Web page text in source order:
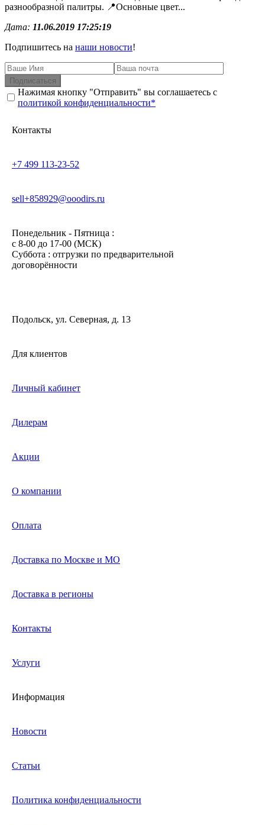
разнообразной палитры. 📍Основные цвет...
Дата: 11.06.2019 17:25:19
Подпишитесь на наши новости!
Подписаться
Нажимая кнопку "Отправить" вы соглашаетесь с
политикой конфиденциальности*
Контакты
+7 499 113-23-52
sell+858929@ooodirs.ru
Понедельник - Пятница :
c 8-00 до 17-00 (МСК)
Суббота : отгрузки по предварительной
договорённости
Подольск, ул. Северная, д. 13
Для клиентов
Личный кабинет
Дилерам
Акции
О компании
Оплата
Доставка по Москве и МО
Доставка в регионы
Контакты
Услуги
Информация
Новости
Статьи
Политика конфиденциальности